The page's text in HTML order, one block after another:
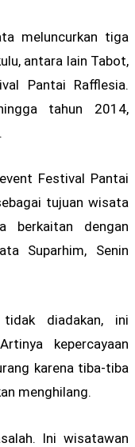
meluncurkan tiga
antara lain Tabot,
Pantai Rafflesia.
tahun 2014,
Festival Pantai
tujuan wisata
berkaitan dengan
Suparhim, Senin
diadakan, ini
kepercayaan
karena tiba-tiba
menghilang.
Ini wisatawan